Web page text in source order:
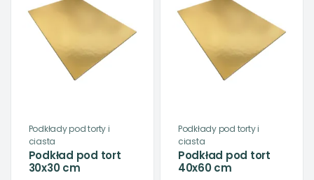
Podkłady pod torty i
ciasta
Podkład pod tort
30x30 cm
Podkłady pod torty i
ciasta
Podkład pod tort
40x60 cm